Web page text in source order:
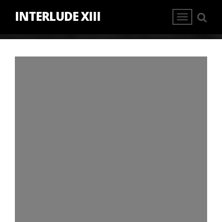
INTERLUDE XIII